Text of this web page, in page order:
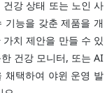
강 상태 또는 노인 사
기능을 갖춘 제품을 개
치 제안을 만들 수 있
건강 모니터, 또는 AI
채택하여 야윈 운영 발